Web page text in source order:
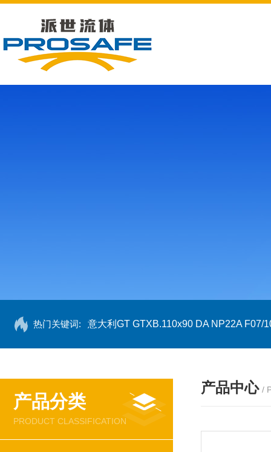
热门关键词: 意大利GT GTXB.110x90 DA NP22A F07/
产品分类
PRODUCT CLASSIFICATION
产品中心 /